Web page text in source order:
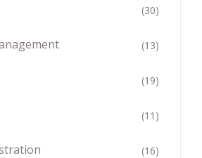
(30)
(13)
(19)
(11)
(16)